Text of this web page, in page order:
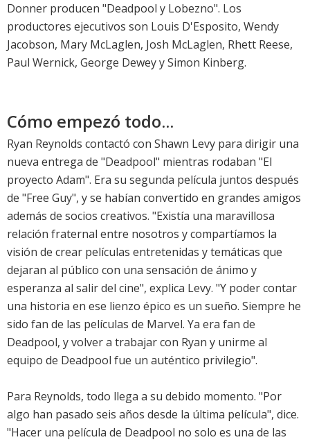
Donner producen "Deadpool y Lobezno". Los
productores ejecutivos son Louis D'Esposito, Wendy
Jacobson, Mary McLaglen, Josh McLaglen, Rhett Reese,
Paul Wernick, George Dewey y Simon Kinberg.
Cómo empezó todo...
Ryan Reynolds contactó con Shawn Levy para dirigir una
nueva entrega de "Deadpool" mientras rodaban "El
proyecto Adam". Era su segunda película juntos después
de "Free Guy", y se habían convertido en grandes amigos
además de socios creativos. "Existía una maravillosa
relación fraternal entre nosotros y compartíamos la
visión de crear películas entretenidas y temáticas que
dejaran al público con una sensación de ánimo y
esperanza al salir del cine", explica Levy. "Y poder contar
una historia en ese lienzo épico es un sueño. Siempre he
sido fan de las películas de Marvel. Ya era fan de
Deadpool, y volver a trabajar con Ryan y unirme al
equipo de Deadpool fue un auténtico privilegio".
Para Reynolds, todo llega a su debido momento. "Por
algo han pasado seis años desde la última película", dice.
"Hacer una película de Deadpool no solo es una de las